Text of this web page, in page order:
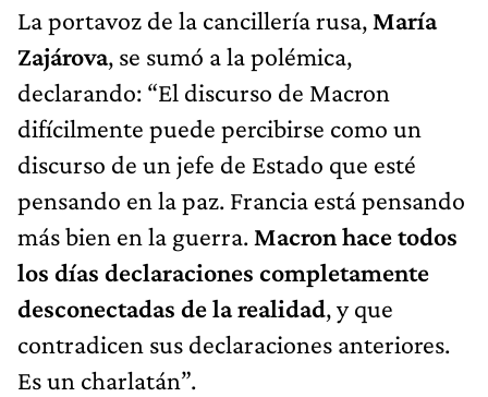
La portavoz de la cancillería rusa, María
Zajárova, se sumó a la polémica,
declarando: “El discurso de Macron
difícilmente puede percibirse como un
discurso de un jefe de Estado que esté
pensando en la paz. Francia está pensando
más bien en la guerra. Macron hace todos
los días declaraciones completamente
desconectadas de la realidad, y que
contradicen sus declaraciones anteriores.
Es un charlatán”.